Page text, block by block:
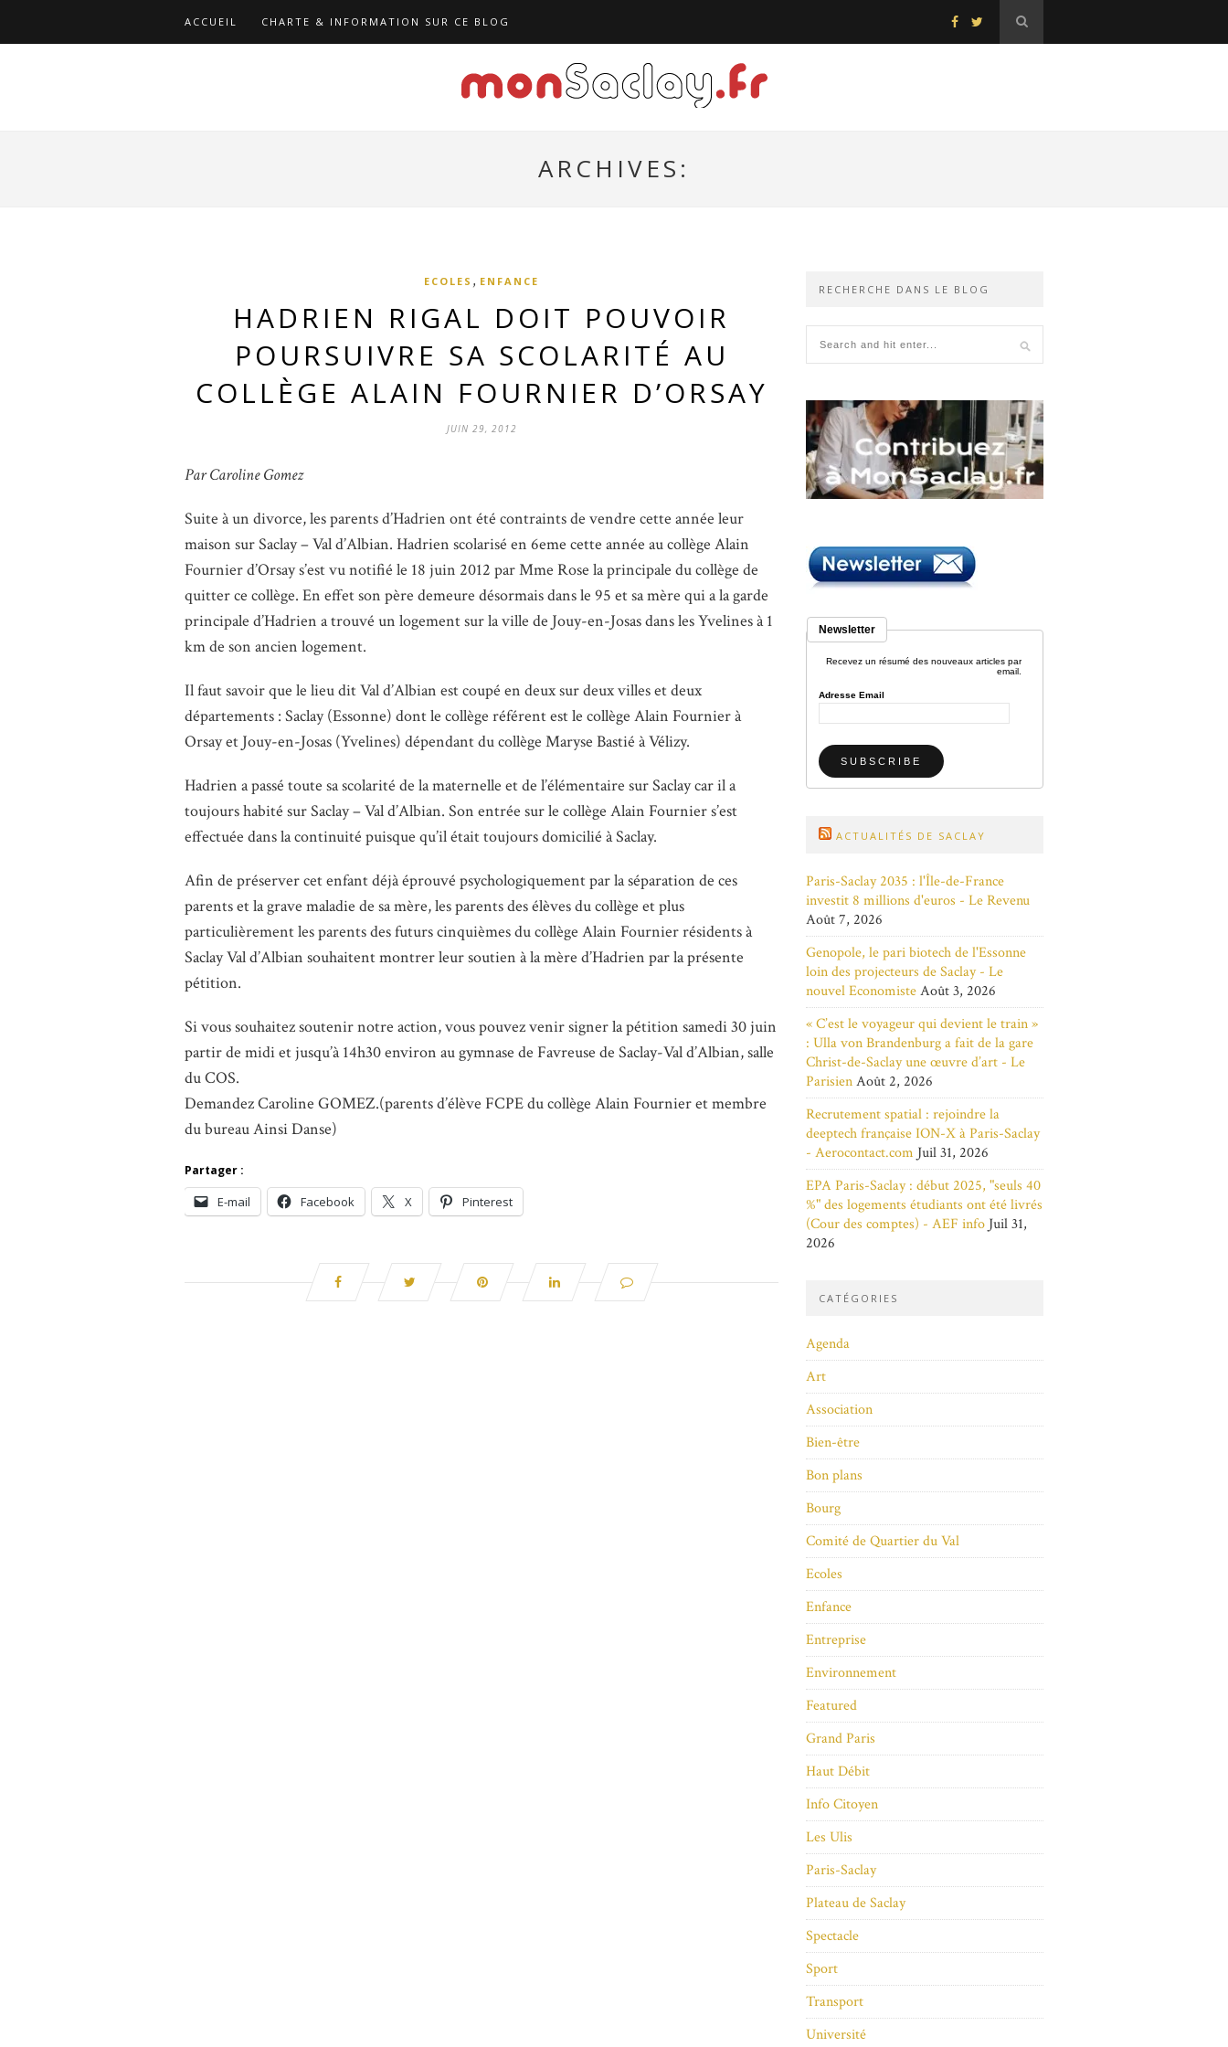
ACCUEIL CHARTE & INFORMATION SUR CE BLOG
ARCHIVES:
ECOLES , ENFANCE
HADRIEN RIGAL DOIT POUVOIR
POURSUIVRE SA SCOLARITÉ AU
COLLÈGE ALAIN FOURNIER D’ORSAY
JUIN 29, 2012
Par Caroline Gomez
Suite à un divorce, les parents d’Hadrien ont été contraints de vendre cette année leur
maison sur Saclay – Val d’Albian. Hadrien scolarisé en 6eme cette année au collège Alain
Fournier d’Orsay s’est vu notifié le 18 juin 2012 par Mme Rose la principale du collège de
quitter ce collège. En effet son père demeure désormais dans le 95 et sa mère qui a la garde
principale d’Hadrien a trouvé un logement sur la ville de Jouy-en-Josas dans les Yvelines à 1
km de son ancien logement.
Il faut savoir que le lieu dit Val d’Albian est coupé en deux sur deux villes et deux
départements : Saclay (Essonne) dont le collège référent est le collège Alain Fournier à
Orsay et Jouy-en-Josas (Yvelines) dépendant du collège Maryse Bastié à Vélizy.
Hadrien a passé toute sa scolarité de la maternelle et de l’élémentaire sur Saclay car il a
toujours habité sur Saclay – Val d’Albian. Son entrée sur le collège Alain Fournier s’est
effectuée dans la continuité puisque qu’il était toujours domicilié à Saclay.
Afin de préserver cet enfant déjà éprouvé psychologiquement par la séparation de ces
parents et la grave maladie de sa mère, les parents des élèves du collège et plus
particulièrement les parents des futurs cinquièmes du collège Alain Fournier résidents à
Saclay Val d’Albian souhaitent montrer leur soutien à la mère d’Hadrien par la présente
pétition.
Si vous souhaitez soutenir notre action, vous pouvez venir signer la pétition samedi 30 juin
partir de midi et jusqu’à 14h30 environ au gymnase de Favreuse de Saclay-Val d’Albian, salle
du COS.
Demandez Caroline GOMEZ.(parents d’élève FCPE du collège Alain Fournier et membre
du bureau Ainsi Danse)
Partager :
E-mail Facebook X Pinterest
RECHERCHE DANS LE BLOG
Newsletter
Recevez un résumé des nouveaux articles par
email.
Adresse Email
ACTUALITÉS DE SACLAY
Paris-Saclay 2035 : l'Île-de-France
investit 8 millions d'euros - Le Revenu
Août 7, 2026
Genopole, le pari biotech de l'Essonne
loin des projecteurs de Saclay - Le
nouvel EconomisteAoût 3, 2026
« C’est le voyageur qui devient le train »
: Ulla von Brandenburg a fait de la gare
Christ-de-Saclay une œuvre d’art - Le
ParisienAoût 2, 2026
Recrutement spatial : rejoindre la
deeptech française ION-X à Paris-Saclay
- Aerocontact.com Juil 31, 2026
EPA Paris-Saclay : début 2025, "seuls 40
%" des logements étudiants ont été livrés
(Cour des comptes) - AEF info Juil 31,
2026
CATÉGORIES
Agenda
Art
Association
Bien-être
Bon plans
Bourg
Comité de Quartier du Val
Ecoles
Enfance
Entreprise
Environnement
Featured
Grand Paris
Haut Débit
Info Citoyen
Les Ulis
Paris-Saclay
Plateau de Saclay
Spectacle
Sport
Transport
Université